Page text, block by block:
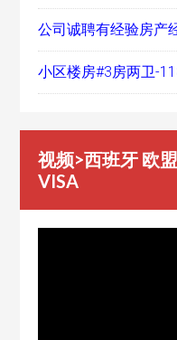
公司诚聘有经验房产
小区楼房#3房两卫-
视频>西班牙 欧
VISA